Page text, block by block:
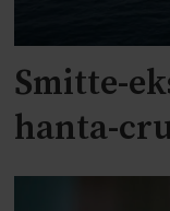
Smitte-
hanta-